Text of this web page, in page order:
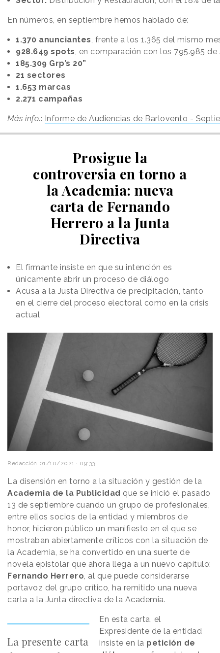
En números, en septiembre hemos hablado de:
1.370 anunciantes , frente a los 1.365 del mismo
928.649 spots , en comparación con los 795.985
185.309 Grp’s 20”
21 sectores
1.653 marcas
2.271 campañas
Más info.: Informe de Audiencias de Barlovento -
Prosigue la
controversia en torno a
la Academia: nueva
carta de Fernando
Herrero a la Junta
Directiva
El firmante insiste en que su intención es
únicamente abrir un proceso de diálogo
Acusa a la Justa Directiva de precipitación, tanto
en el cierre del proceso electoral como en la crisis
actual
Redacción 01/10/2021 · 09:33
La disensión en torno a la situación y gestión de la
Academia de la Publicidad que se inició el pasado
13 de septiembre cuando un grupo de profesionales,
entre ellos socios de la entidad y miembros de
honor, hicieron público un manifiesto en el que se
mostraban abiertamente críticos con la situación de
la Academia, se ha convertido en una suerte de
novela epistolar que ahora llega a un nuevo capítulo:
Fernando Herrero, al que puede considerarse
portavoz del grupo crítico, ha remitido una nueva
carta a la Junta directiva de la Academia.
La presente carta
En esta carta, el
Expresidente de la entidad
insiste en la petición de